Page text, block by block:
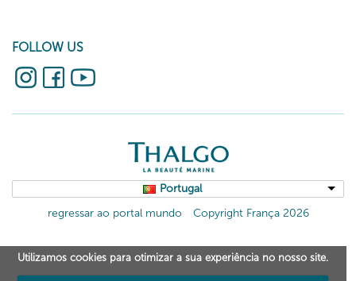
FOLLOW US
Portugal
regressar ao portal mundo
Copyright França 2026
Utilizamos cookies para otimizar a sua experiência no nosso site.